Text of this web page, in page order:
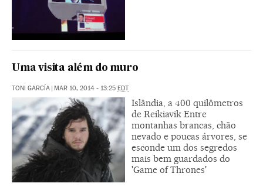
Uma visita além do muro
TONI GARCÍA | MAR 10, 2014 - 13:25 EDT
Islândia, a 400 quilômetros
de Reikiavik Entre
montanhas brancas, chão
nevado e poucas árvores, se
esconde um dos segredos
mais bem guardados do
'Game of Thrones'